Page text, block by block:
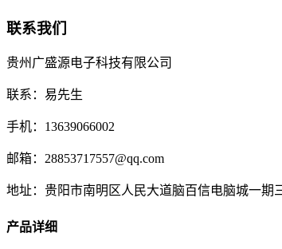
联系我们
贵州广盛源电子科技有限公司
联系：易先生
手机：13639066002
邮箱：28853717557@qq.com
地址：贵阳市南明区人民大道脑百信电脑城一期
产品详细